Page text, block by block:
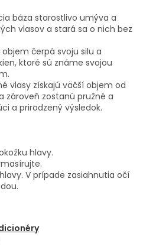
báza starostlivo umýva a
vlasov a stará sa o nich bez
čerpá svoju silu a
ktoré sú známe svojou
vlasy získajú väčší objem od
zároveň zostanú pružné a
a prirodzený výsledok.
hlavy.
V prípade zasiahnutia očí